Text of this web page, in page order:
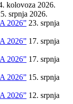
kolovoza 2026.
srpnja 2026.
2026” 23. srpnja
2026” 17. srpnja
2026” 17. srpnja
2026” 15. srpnja
2026” 12. srpnja